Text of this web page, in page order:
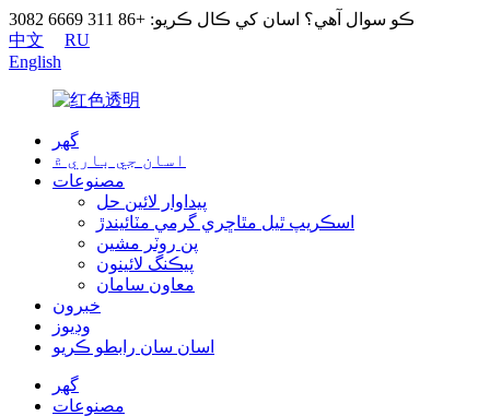
ڪو سوال آهي؟ اسان کي ڪال ڪريو: +86 311 6669 3082
中文
RU
English
گھر
اسان جي باري ۾
مصنوعات
پيداوار لائين حل
اسڪريپ ٿيل مٿاڇري گرمي مٽائيندڙ
پن روٽر مشين
پيڪنگ لائينون
معاون سامان
خبرون
وڊيوز
اسان سان رابطو ڪريو
گھر
مصنوعات